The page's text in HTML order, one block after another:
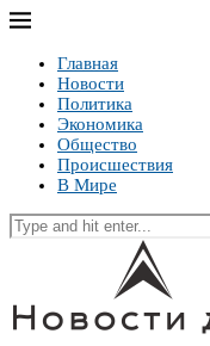
Главная
Новости
Политика
Экономика
Общество
Происшествия
В Мире